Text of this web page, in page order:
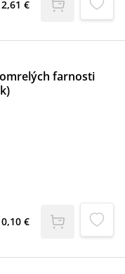
€
farnosti
0,10 €